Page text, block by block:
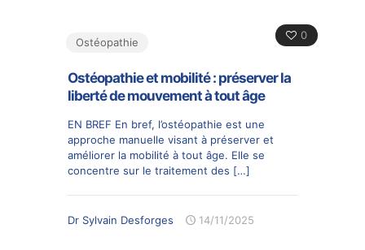
0
Ostéopathie
Ostéopathie et mobilité : préserver la
liberté de mouvement à tout âge
EN BREF En bref, l’ostéopathie est une
approche manuelle visant à préserver et
améliorer la mobilité à tout âge. Elle se
concentre sur le traitement des […]
Dr Sylvain Desforges 14/11/2025